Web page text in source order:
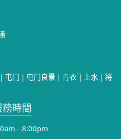
屯门 | 屯门良景 | 青衣 | 上水| 将
務時間​
– 8:00pm